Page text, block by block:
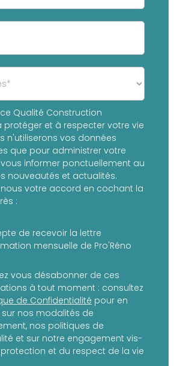
Qualité Construction
protéger et à respecter votre vie
n'utiliserons vos données
que pour administrer votre
informer ponctuellement au
nouveautés et actualités.
votre accord en cochant la
:
de recevoir la lettre
mensuelle de Pro'Réno
vous désabonner de ces
à tout moment : consultez
de Confidentialité pour en
nos modalités de
nos politiques de
et sur notre engagement vis-
et du respect de la vie